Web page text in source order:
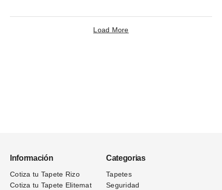
Load More
Información
Cotiza tu Tapete Rizo
Cotiza tu Tapete Elitemat
Categorias
Tapetes
Seguridad